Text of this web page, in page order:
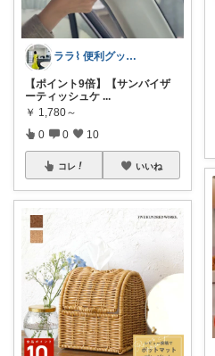
ララ⌇ 便利グッズとモノトーン𓅸
【ポイント9倍】【サンバイザ
ーティッシュケ ...
￥ 1,780～
0 0 10
コレ いいね